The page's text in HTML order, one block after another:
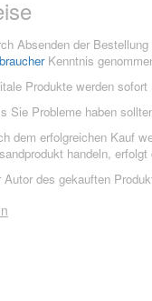
Absenden der
Kenntnis
Produkte werden
Sie Probleme haben
dem erfolgreichen Kauf
handeln,
Autor des gekauften